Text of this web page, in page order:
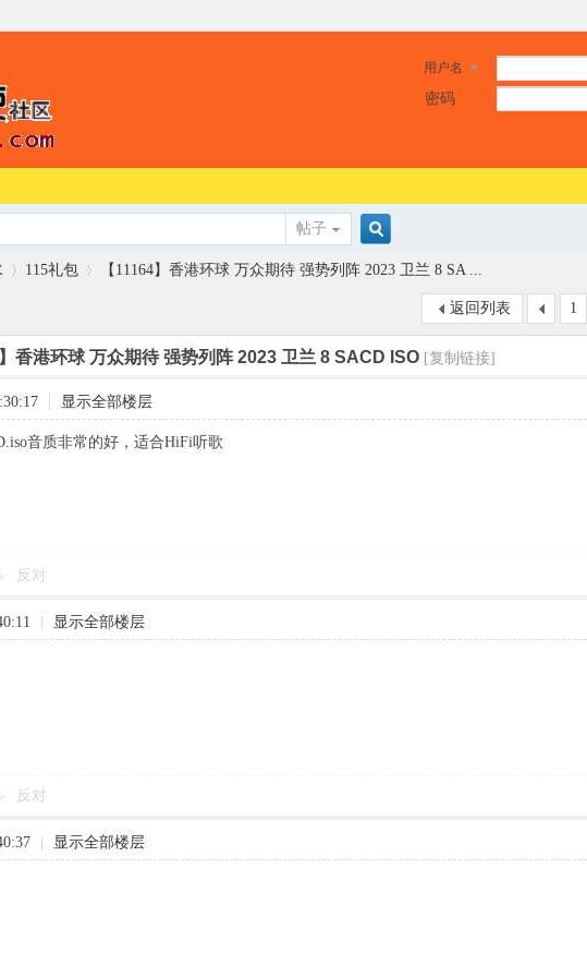
用户名
密码
帖子
搜
索
›
115礼包
›
【11164】香港环球 万众期待 强势列阵 2023 卫兰 8 SA ...
1
返回列表
】香港环球 万众期待 强势列阵 2023 卫兰 8 SACD ISO [复制链接]
显示全部楼层
音质非常的好，适合HiFi听歌
反对
显示全部楼层
反对
显示全部楼层